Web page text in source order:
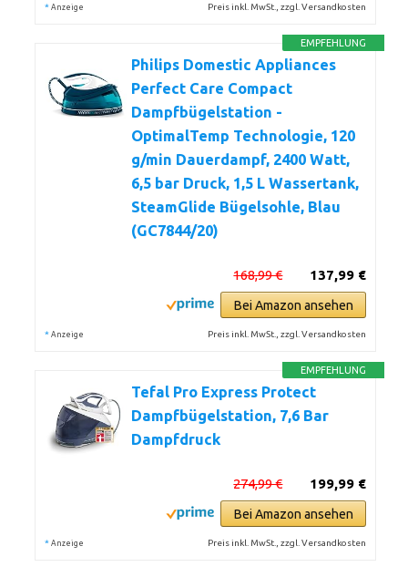
* Anzeige Preis inkl. MwSt., zzgl. Versandkosten
EMPFEHLUNG
Philips Domestic Appliances
Perfect Care Compact
Dampfbügelstation -
OptimalTemp Technologie, 120
g/min Dauerdampf, 2400 Watt,
6,5 bar Druck, 1,5 L Wassertank,
SteamGlide Bügelsohle, Blau
(GC7844/20)
137,99 €
168,99 €
Bei Amazon ansehen
* Anzeige Preis inkl. MwSt., zzgl. Versandkosten
EMPFEHLUNG
Tefal Pro Express Protect
Dampfbügelstation, 7,6 Bar
Dampfdruck
199,99 €
274,99 €
Bei Amazon ansehen
* Anzeige Preis inkl. MwSt., zzgl. Versandkosten